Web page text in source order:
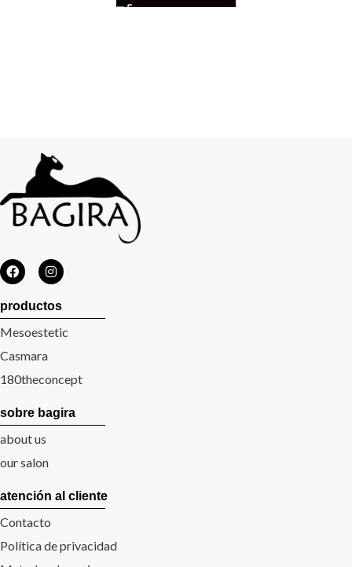
productos
Mesoestetic
Casmara
180theconcept
sobre bagira
about us
our salon
atención al cliente
Contacto
Política de privacidad